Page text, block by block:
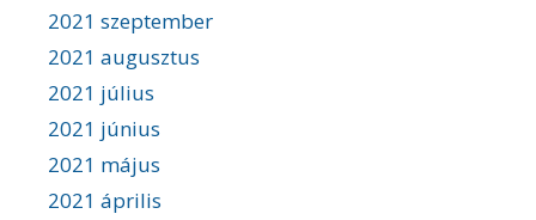
2021 szeptember
2021 augusztus
2021 július
2021 június
2021 május
2021 április